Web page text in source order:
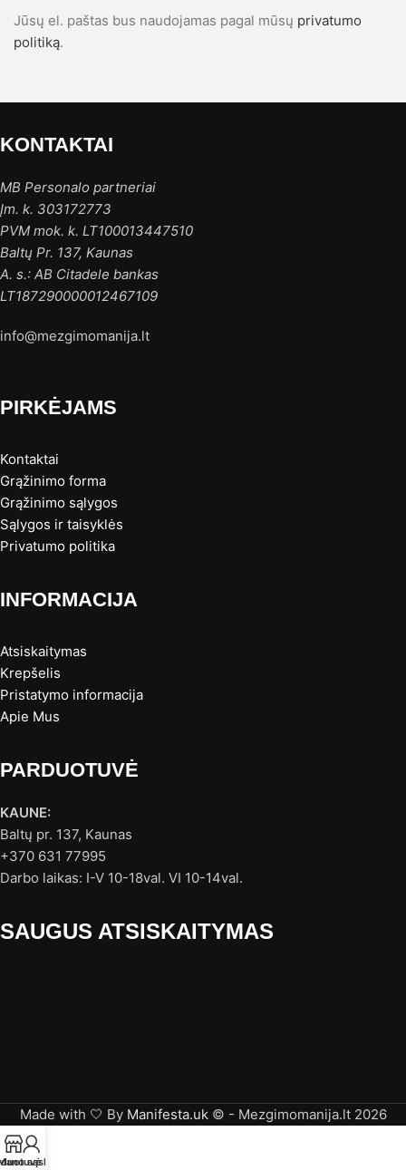
Jūsų el. paštas bus naudojamas pagal mūsų privatumo
politiką.
KONTAKTAI
MB Personalo partneriai
Įm. k. 303172773
PVM mok. k. LT100013447510
Baltų Pr. 137, Kaunas
A. s.: AB Citadele bankas
LT187290000012467109
info@mezgimomanija.lt
PIRKĖJAMS
Kontaktai
Grąžinimo forma
Grąžinimo sąlygos
Sąlygos ir taisyklės
Privatumo politika
INFORMACIJA
Atsiskaitymas
Krepšelis
Pristatymo informacija
Apie Mus
PARDUOTUVĖ
KAUNE:
Baltų pr. 137, Kaunas
+370 631 77995
Darbo laikas: I-V 10-18val. VI 10-14val.
SAUGUS ATSISKAITYMAS
Made with 🤍 By Manifesta.uk© - Mezgimomanija.lt 2026
sąskaita